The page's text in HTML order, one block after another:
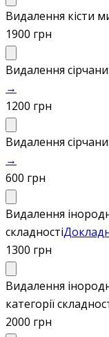
Видалення кісти
1900 грн
Видалення
→
1200 грн
Видалення
→
600 грн
Видалення
складності
1300 грн
Видалення
категорії
2000 грн